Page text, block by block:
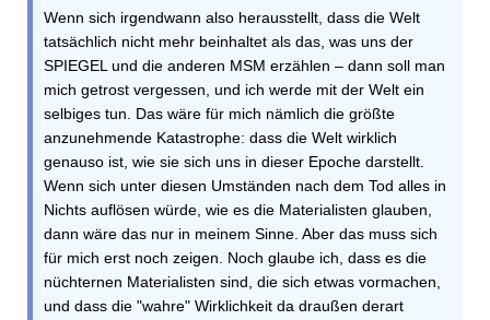
Wenn sich irgendwann also herausstellt, dass die Welt
tatsächlich nicht mehr beinhaltet als das, was uns der
SPIEGEL und die anderen MSM erzählen – dann soll man
mich getrost vergessen, und ich werde mit der Welt ein
selbiges tun. Das wäre für mich nämlich die größte
anzunehmende Katastrophe: dass die Welt wirklich
genauso ist, wie sie sich uns in dieser Epoche darstellt.
Wenn sich unter diesen Umständen nach dem Tod alles in
Nichts auflösen würde, wie es die Materialisten glauben,
dann wäre das nur in meinem Sinne. Aber das muss sich
für mich erst noch zeigen. Noch glaube ich, dass es die
nüchternen Materialisten sind, die sich etwas vormachen,
und dass die "wahre" Wirklichkeit da draußen derart